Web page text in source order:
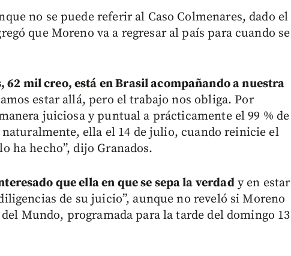
no se puede referir al Caso Colmenares, dado el
que Moreno va a regresar al país para cuando se
62 mil creo, está en Brasil acompañando a nuestra
estar allá, pero el trabajo nos obliga. Por
juiciosa y puntual a prácticamente el 99 % de
ella el 14 de julio, cuando reinicie el
ha hecho”, dijo Granados.
que ella en que se sepa la verdady en estar
de su juicio”, aunque no reveló si Moreno
Mundo, programada para la tarde del domingo 13